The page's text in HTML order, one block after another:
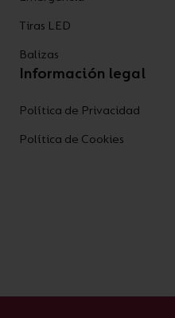
Tiras LED
Balizas
Información legal
Política de Privacidad
Política de Cookies